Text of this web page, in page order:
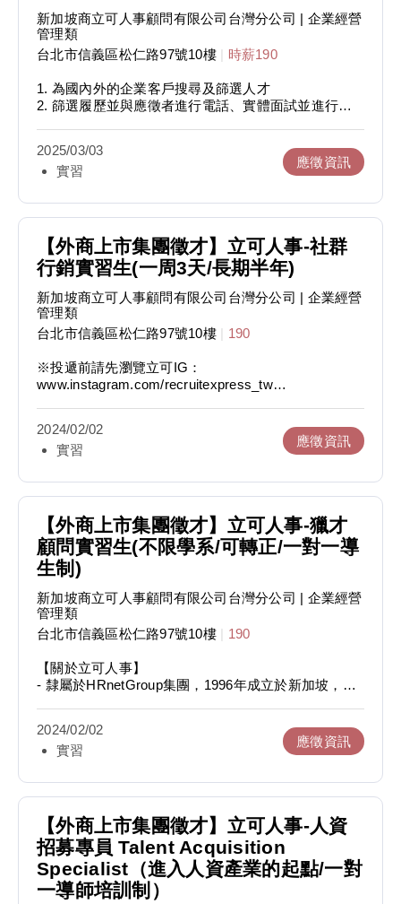
新加坡商立可人事顧問有限公司台灣分公司 | 企業經營
管理類
台北市信義區松仁路97號10樓| 時薪190
1. 為國內外的企業客戶搜尋及篩選人才
2. 篩選履歷並與應徵者進行電話、實體面試並進行推
4. 其他主管交辦事項
2025/03/03
實習
應徵資訊
【外商上市集團徵才】立可人事-社群
行銷實習生(一周3天/長期半年)
新加坡商立可人事顧問有限公司台灣分公司 | 企業經營
管理類
台北市信義區松仁路97號10樓| 190
※投遞前請先瀏覽立可IG：
www.instagram.com/recruitexpress_tw
隸屬於新加坡最大且唯一上市的招募顧問集團
HRnetGroup，總公司位於新加坡，在台灣、馬來西亞
理企業，並連續六年獲得就業服務評鑑A級！
【工作內容】
1. 經營立可社群媒體（包含貼文主題企劃、美編製
圖、文案撰寫、留言及訊息管理、限動內容發想、粉絲
互動、數據及成效追蹤等）
2. 協助立可內部招募事務，如校園徵才、徵才博覽
會、內部活動等
3. 海報Banner產製
4. 活動企劃發想與執行
【需求條件】
1. 大學或研究所在學生，不限科系
2. 擁有經營自媒體（IG佳）經驗
3. 性格活潑開朗、主動積極
4. 對行銷有熱誠、做事迅速、善溝通
◆ Tips：附上作品集讓我們更認識你！
【工作時間】
2. 上班時間為8:30-17:30（午休1小時）
【現任小編心得分享】
在立可擔任社群行銷實習生期間，給予我很大的發揮空
間，能用不同的社群呈現方式表達。除了增進企劃發想
2024/02/02
實習
應徵資訊
【外商上市集團徵才】立可人事-獵才
顧問實習生(不限學系/可轉正/一對一導
生制)
新加坡商立可人事顧問有限公司台灣分公司 | 企業經營
管理類
台北市信義區松仁路97號10樓| 190
【關於立可人事】
- 隸屬於HRnetGroup集團，1996年成立於新加坡，
工及1,000名以上顧問
- 致力於為國內外客戶提供正職/約聘/中高階主管獵才
戶遍及軟體業、半導體業、電子製造業、醫療生技業、
- 目前台灣團隊積極擴編中，歡迎想踏入人資招募/業務
開發/顧問諮詢產業的你加入！
【獵才顧問實習生】
1. 為國內外的企業客戶搜尋及篩選人才
2024/02/02
實習
應徵資訊
【外商上市集團徵才】立可人事-人資
招募專員 Talent Acquisition
Specialist（進入人資產業的起點/一對
一導師培訓制）